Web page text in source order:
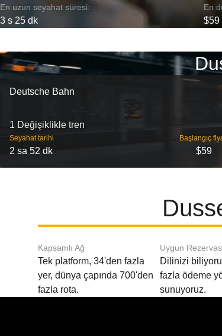
En uzun seyahat süresi:
3 s 25 dk
En
$59
Deutsche Bahn
1 Değişiklikle tren
Seyahat tarihi
2 sa 52 dk
Başlangıç
$59
Kapsamlı Ağ
Tek platform, 34'den fazla
yer, dünya çapında 700'den
fazla rota.
Uygun
Dilinizi
fazla ödeme
sunuyoruz.